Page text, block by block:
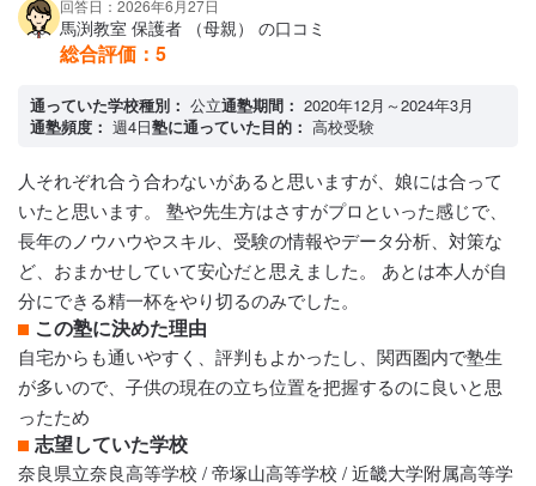
回答日：2026年6月27日
馬渕教室 保護者 （母親） の口コミ
総合評価： 5
通っていた学校種別： 公立通塾期間： 2020年12月～2024年3月
通塾頻度： 週4日塾に通っていた目的： 高校受験
人それぞれ合う合わないがあると思いますが、娘には合って
いたと思います。 塾や先生方はさすがプロといった感じで、
長年のノウハウやスキル、受験の情報やデータ分析、対策な
ど、おまかせしていて安心だと思えました。 あとは本人が自
分にできる精一杯をやり切るのみでした。
この塾に決めた理由
自宅からも通いやすく、評判もよかったし、関西圏内で塾生
が多いので、子供の現在の立ち位置を把握するのに良いと思
ったため
志望していた学校
奈良県立奈良高等学校 / 帝塚山高等学校 / 近畿大学附属高等学